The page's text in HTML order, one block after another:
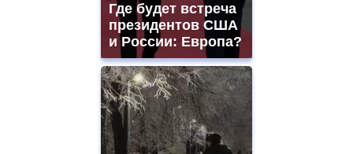
Где будет встреча
президентов США
и России: Европа?